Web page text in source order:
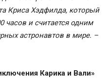
Криса Хэдфилда, который
часов и считается одним
астронавтов в мире. –
Карика и Вали»